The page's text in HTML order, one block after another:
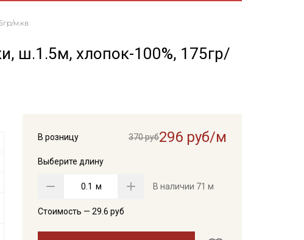
м.кв
ш.1.5м, хлопок-100%, 175гр/
В розницу 370 руб296 руб/м
Выберите длину
м В наличии 71 м
Стоимость — 29.6 руб